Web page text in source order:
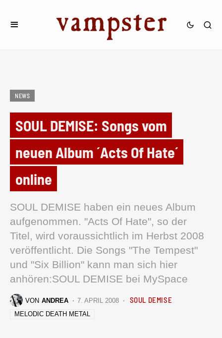
NEWS
SOUL DEMISE: Songs vom
neuen Album ´Acts Of Hate´
online
SOUL DEMISE haben ein neues Album
aufgenommen. "Acts Of Hate", so der
Titel, wird voraussichtlich im Herbst 2008
veröffentlicht. Die Songs "The Tempest"
und "Six Billion" kann man sich hier
anhören:SOUL DEMISE bei MySpace
VON ANDREA 7. APRIL 2008 SOUL DEMISE
MELODIC DEATH METAL